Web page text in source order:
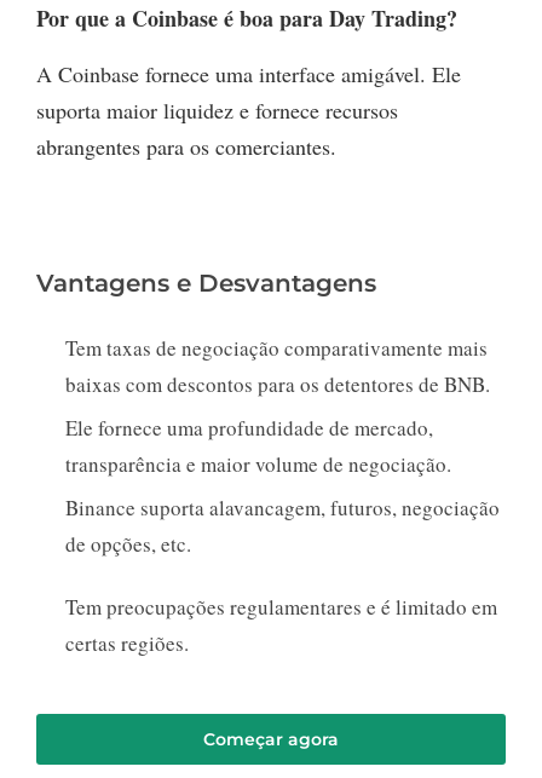
Por que a Coinbase é boa para Day Trading?
A Coinbase fornece uma interface amigável. Ele
suporta maior liquidez e fornece recursos
abrangentes para os comerciantes.
Vantagens e Desvantagens
Tem taxas de negociação comparativamente mais
baixas com descontos para os detentores de BNB.
Ele fornece uma profundidade de mercado,
transparência e maior volume de negociação.
Binance suporta alavancagem, futuros, negociação
de opções, etc.
Tem preocupações regulamentares e é limitado em
certas regiões.
Começar agora